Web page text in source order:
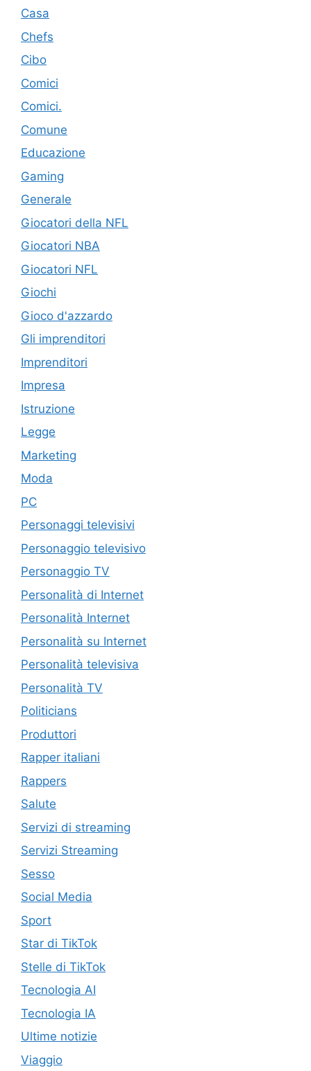
Casa
Chefs
Cibo
Comici
Comici.
Comune
Educazione
Gaming
Generale
Giocatori della NFL
Giocatori NBA
Giocatori NFL
Giochi
Gioco d'azzardo
Gli imprenditori
Imprenditori
Impresa
Istruzione
Legge
Marketing
Moda
PC
Personaggi televisivi
Personaggio televisivo
Personaggio TV
Personalità di Internet
Personalità Internet
Personalità su Internet
Personalità televisiva
Personalità TV
Politicians
Produttori
Rapper italiani
Rappers
Salute
Servizi di streaming
Servizi Streaming
Sesso
Social Media
Sport
Star di TikTok
Stelle di TikTok
Tecnologia AI
Tecnologia IA
Ultime notizie
Viaggio